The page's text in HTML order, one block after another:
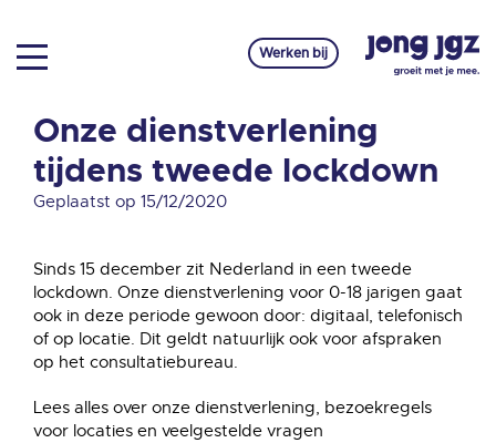
Onze dienstverlening
tijdens tweede lockdown
Geplaatst op 15/12/2020
Sinds 15 december zit Nederland in een tweede
lockdown. Onze dienstverlening voor 0-18 jarigen gaat
ook in deze periode gewoon door: digitaal, telefonisch
of op locatie. Dit geldt natuurlijk ook voor afspraken
op het consultatiebureau.
Lees alles over onze dienstverlening, bezoekregels
voor locaties en veelgestelde vragen
Werken bij